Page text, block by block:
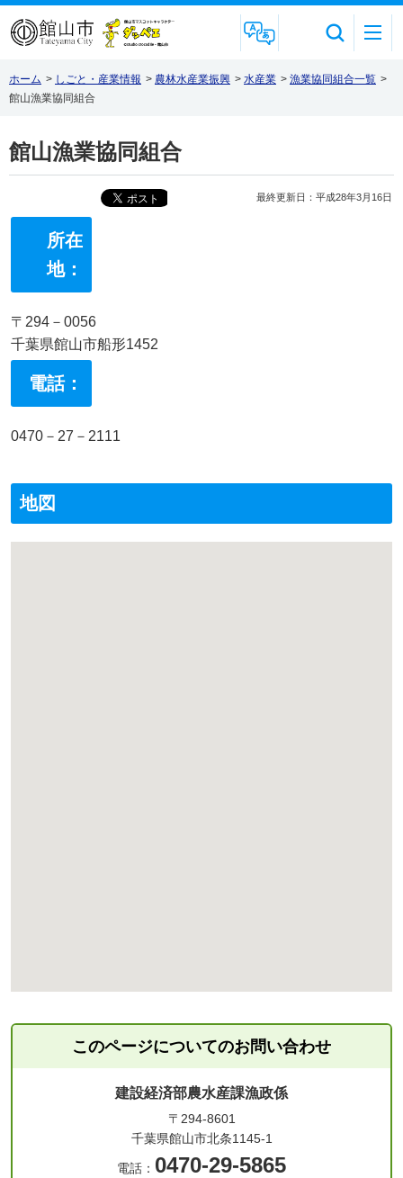
Foreign Language
ホーム > しごと・産業情報 > 農林水産業振興 > 水産業 > 漁業協同組合一覧 >
館山漁業協同組合
館山漁業協同組合
最終更新日：平成28年3月16日
所在
地：
〒294－0056
千葉県館山市船形1452
電話：
0470－27－2111
地図
このページについてのお問い合わせ
建設経済部農水産課漁政係
〒294-8601
千葉県館山市北条1145-1
電話： 0470-29-5865